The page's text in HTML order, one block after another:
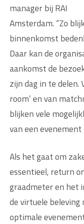
manager bij RAI
Amsterdam. “Zo
binnenkomst
Daar kan de
aankomst de
zijn dag in te delen.
room’ en van
blijken vele
van een evenement
Als het gaat om
essentieel, return
graadmeter en het
de virtuele beleving
optimale